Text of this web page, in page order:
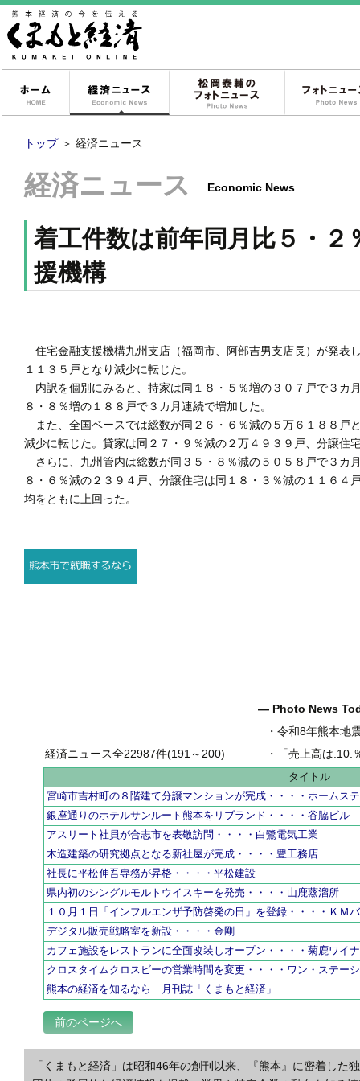
経済ニュース
トップ ＞ 経済ニュース
経済ニュース Economic News
着工件数は前年同月比５・
援機構
住宅金融支援機構九州支店（福岡市、阿部吉男支店長）が発表
１１３５戸となり減少に転じた。
内訳を個別にみると、持家は同１８・５％増の３０７戸で３カ
８・８％増の１８８戸で３カ月連続で増加した。
また、全国ベースでは総数が同２６・６％減の５万６１８８戸
減少に転じた。貸家は同２７・９％減の２万４９３９戸、分譲
さらに、九州管内は総数が同３５・８％減の５０５８戸で３カ
８・６％減の２３９４戸、分譲住宅は同１８・３％減の１１６
均をともに上回った。
― Photo News
・令和8年熊本地
・
「売上高は.10.％増の
経済ニュース全22987件(191～200)
タイトル
宮崎市吉村町の８階建て分譲マンションが完成・・・・ホームス
銀座通りのホテルサンルート熊本をリブランド・・・・谷脇ビル
アスリート社員が合志市を表敬訪問・・・・白鷺電気工業
木造建築の研究拠点となる新社屋が完成・・・・豊工務店
社長に平松伸吾専務が昇格・・・・平松建設
県内初のシングルモルトウイスキーを発売・・・・山鹿蒸溜所
１０月１日「インフルエンザ予防啓発の日」を登録・・・・ＫＭ
デジタル販売戦略室を新設・・・・金剛
カフェ施設をレストランに全面改装しオープン・・・・菊鹿ワイ
クロスタイムクロスビーの営業時間を変更・・・・ワン・ステー
熊本の経済を知るなら 月刊誌「くまもと経済」
前のページへ
「くまもと経済」は昭和46年の創刊以来、『熊本』に密着し